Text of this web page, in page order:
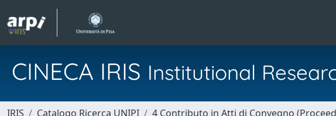
CINECA IRIS Institutional
IRIS Catalogo Ricerca UNIPI 4 Contributo in Atti di Convegno